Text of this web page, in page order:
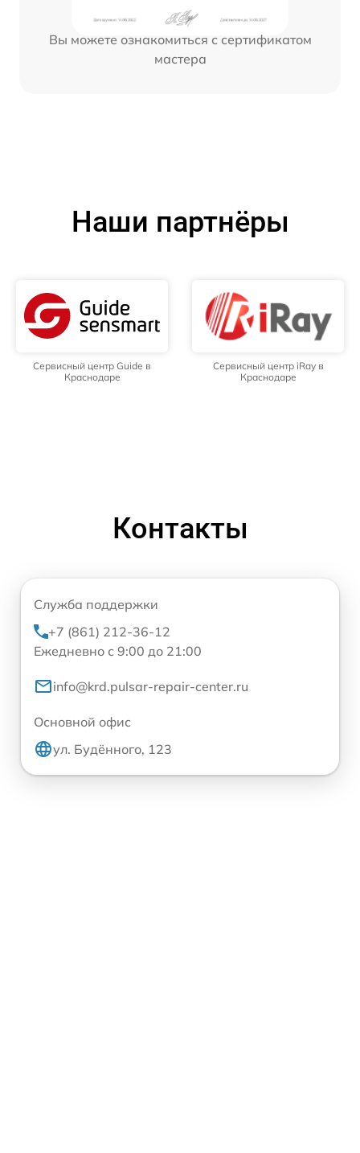
Вы можете ознакомиться с сертификатом
мастера
Наши партнёры
Сервисный центр Guide в
Краснодаре
Сервисный центр iRay в
Краснодаре
Контакты
Служба поддержки
+7 (861) 212-36-12
Ежедневно с 9:00 до 21:00
info@krd.pulsar-repair-center.ru
Основной офис
ул. Будённого, 123